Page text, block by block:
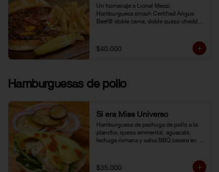
Un homenaje a Lionel Messi.
Hamburguesa smash Certified Angus
Beef® doble carne, doble queso cheddar,
$40.000
Hamburguesas de pollo
Si era Miss Universo
Hamburguesa de pechuga de pollo a la
plancha, queso emmental, aguacate,
lechuga romana y salsa BBQ casera en
$35.000